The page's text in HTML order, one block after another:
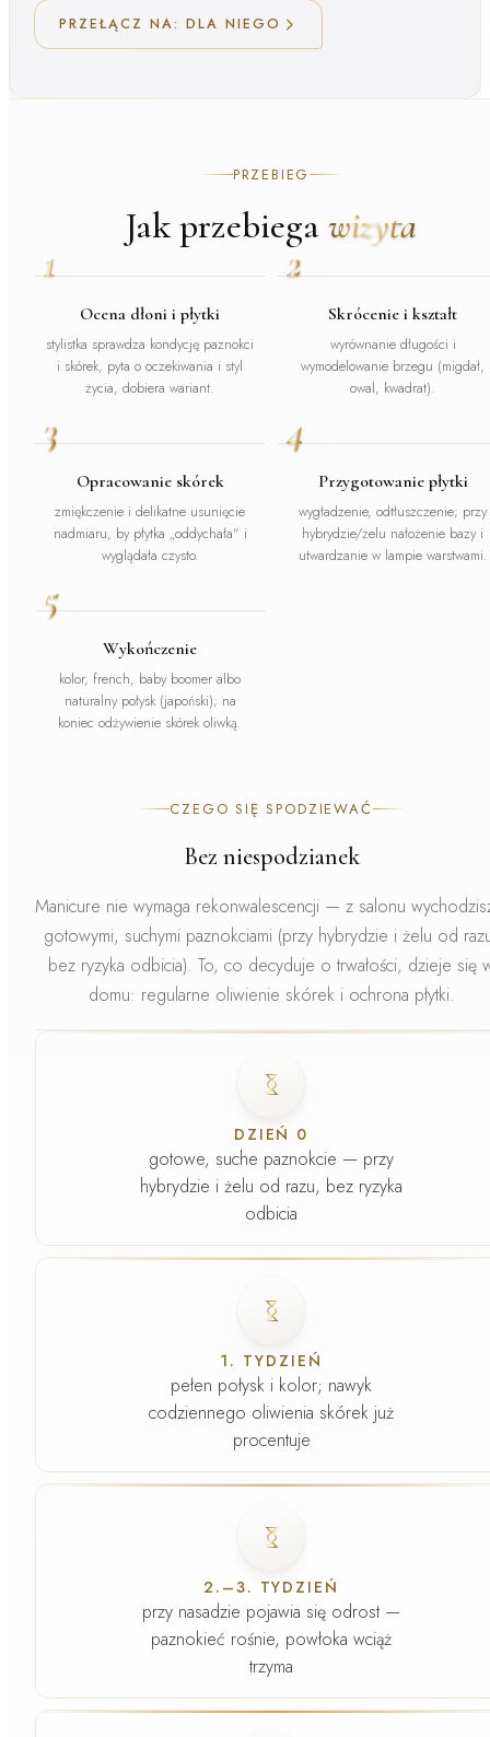
PRZEŁĄCZ NA: DLA NIEGO
PRZEBIEG
Jak przebiegawizyta
1
Ocena dłoni i płytki
stylistka sprawdza kondycję paznokci
i skórek, pyta o oczekiwania i styl
życia, dobiera wariant.
2
Skrócenie i kształt
wyrównanie długości i
wymodelowanie brzegu (migdał,
owal, kwadrat).
3
Opracowanie skórek
zmiękczenie i delikatne usunięcie
nadmiaru, by płytka „oddychała" i
wyglądała czysto.
4
Przygotowanie płytki
wygładzenie, odtłuszczenie; przy
hybrydzie/żelu nałożenie bazy i
utwardzanie w lampie warstwami.
5
Wykończenie
kolor, french, baby boomer albo
naturalny połysk (japoński); na
koniec odżywienie skórek oliwką.
CZEGO SIĘ SPODZIEWAĆ
Bez niespodzianek
Manicure nie wymaga rekonwalescencji — z salonu
gotowymi, suchymi paznokciami (przy hybrydzie i żelu od
bez ryzyka odbicia). To, co decyduje o trwałości, dzieje się
domu: regularne oliwienie skórek i ochrona płytki.
DZIEŃ 0
gotowe, suche paznokcie — przy
hybrydzie i żelu od razu, bez ryzyka
odbicia
1. TYDZIEŃ
pełen połysk i kolor; nawyk
codziennego oliwienia skórek już
procentuje
2.–3. TYDZIEŃ
przy nasadzie pojawia się odrost —
paznokieć rośnie, powłoka wciąż
trzyma